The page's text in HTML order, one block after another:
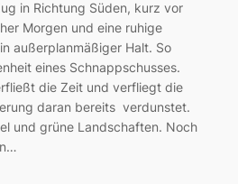
in Richtung Süden, kurz vor
Morgen und eine ruhige
außerplanmäßiger Halt. So
eines Schnappschusses.
die Zeit und verfliegt die
daran bereits verdunstet.
und grüne Landschaften. Noch